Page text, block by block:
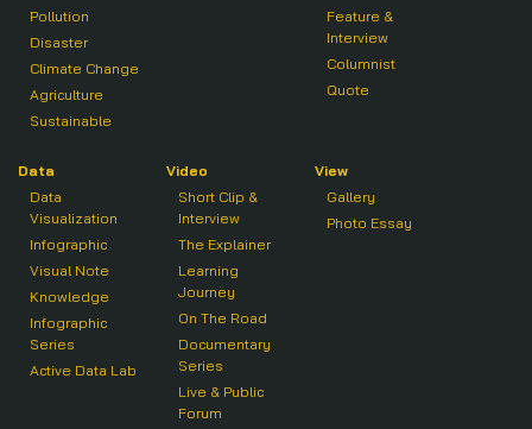
Pollution
Disaster
Climate Change
Agriculture
Sustainable
Feature &
Interview
Columnist
Quote
Data
Data
Visualization
Infographic
Visual Note
Knowledge
Infographic
Series
Active Data Lab
Video
Short Clip &
Interview
The Explainer
Learning
Journey
On The Road
Documentary
Series
Live & Public
Forum
View
Gallery
Photo Essay